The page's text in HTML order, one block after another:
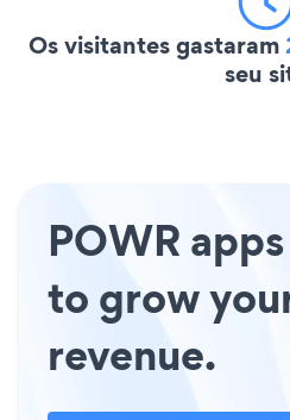
Os visitantes gastaram
seu
POWR
to grow
revenue.